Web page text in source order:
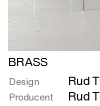
Læs
mere
om
BRASS
BRASS
Design Rud
Producent Rud